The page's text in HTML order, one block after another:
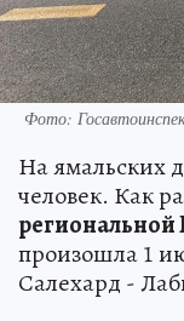
Фото:
На ямальских
человек. Как
региональной
произошла 1
Салехард -